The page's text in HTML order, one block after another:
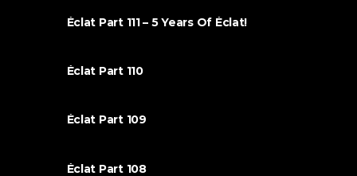
Éclat Part 111 – 5 Years Of Éclat!
Éclat Part 110
Éclat Part 109
Éclat Part 108